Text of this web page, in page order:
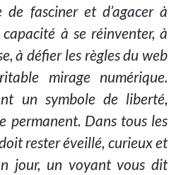
fasciner et d’agacer à
capacité à se réinventer, à
à défier les règles du web
mirage numérique.
un symbole de liberté,
permanent. Dans tous les
rester éveillé, curieux et
jour, un voyant vous dit